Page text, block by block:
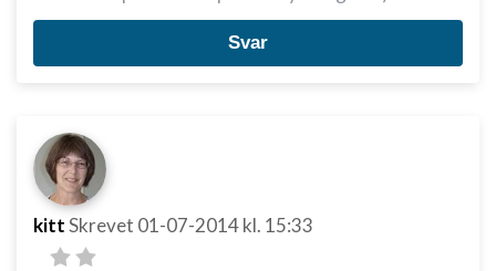
Svar
kittSkrevet 01-07-2014kl. 15:33